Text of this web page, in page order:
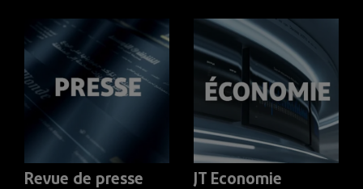
Revue de presse JT Economie